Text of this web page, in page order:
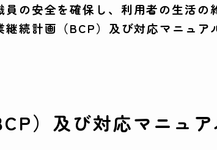
の安全を確保し、利用者の生活の
続計画（BCP）及び対応マニュア
）及び対応マニュ